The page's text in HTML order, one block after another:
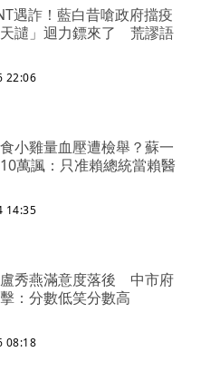
遇詐！藍白昔嗆政府擋疫
譴」迴力鏢來了 荒謬語
22:06
小雞量血壓遭檢舉？蘇一
萬諷：只准賴總統當賴醫
14:35
秀燕滿意度落後 中市府
：分數低笑分數高
08:18